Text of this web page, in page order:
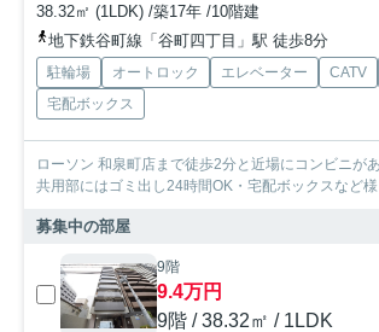
38.32㎡ (1LDK) /築17年 /10階建
地下鉄谷町線「谷町四丁目」駅 徒歩8分
駐輪場 オートロック エレベーター CATV
宅配ボックス
ローソン 和泉町店まで徒歩2分と近場にコンビニが
共用部にはゴミ出し24時間OK・宅配ボックスなど
募集中の部屋
9階
9.4万円
9階 / 38.32㎡ / 1LDK